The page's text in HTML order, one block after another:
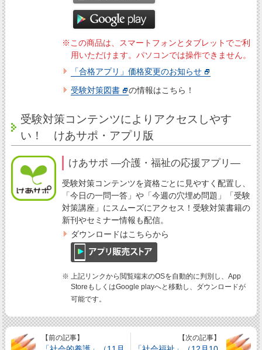
※この商品は、スマートフォンとタブレットでご利
用いただけます。パソコンでは操作できません。
「合格アプリ」価格変更のお知らせ
受験対策図書
の情報はこちら！
受験対策コンテンツによりアクセスしやす
い！ けあサポ・アプリ版
けあサポ ―介護・福祉の応援アプリ―
受験対策コンテンツを資格ごとに見やすく配置し、
「今日の一問一答」や「今週の穴埋め問題」「受験
対策講座」にスムーズにアクセス！受験対策書籍の
新刊やセミナー情報も配信。
ダウンロードはこちらから
※ 上記リンクから閲覧端末のOSを自動的に判別し、App
StoreもしくはGoogle playへと移動し、ダウンロードが
可能です。
【前の記事】 【次の記事】